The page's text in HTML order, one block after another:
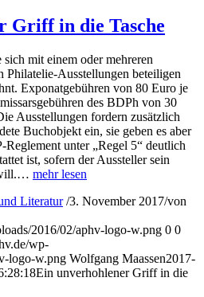
Griff in die Tasche
mit einem oder mehreren
Philatelie-Ausstellungen beteiligen
Exponatgebühren von 80 Euro je
des BDPh von 30
Ausstellungen fordern zusätzlich
Buchobjekt ein, sie geben es aber
unter „Regel 5“ deutlich
ist, sofern der Aussteller sein
mehr lesen
Literatur /3. November 2017/von
2016/02/aphv-logo-w.png 0 0
wp-
logo-w.png Wolfgang Maassen2017-
Ein unverhohlener Griff in die